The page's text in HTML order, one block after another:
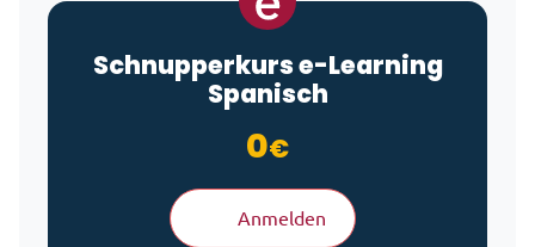
Schnupperkurse-Learning
Spanisch
0€
Anmelden